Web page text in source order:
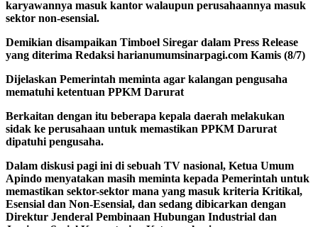
karyawannya masuk kantor walaupun perusahaannya masuk
sektor non-esensial.
Demikian disampaikan Timboel Siregar dalam Press Release
yang diterima Redaksi harianumumsinarpagi.com Kamis (8/7)
Dijelaskan Pemerintah meminta agar kalangan pengusaha
mematuhi ketentuan PPKM Darurat
Berkaitan dengan itu beberapa kepala daerah melakukan
sidak ke perusahaan untuk memastikan PPKM Darurat
dipatuhi pengusaha.
Dalam diskusi pagi ini di sebuah TV nasional, Ketua Umum
Apindo menyatakan masih meminta kepada Pemerintah untuk
memastikan sektor-sektor mana yang masuk kriteria Kritikal,
Esensial dan Non-Esensial, dan sedang dibicarkan dengan
Direktur Jenderal Pembinaan Hubungan Industrial dan